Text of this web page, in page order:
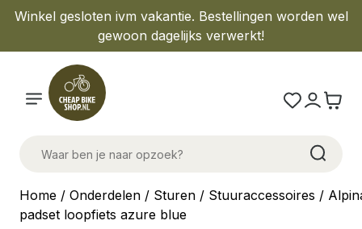
Winkel gesloten ivm vakantie. Bestellingen worden wel
gewoon dagelijks verwerkt!
Home / Onderdelen / Sturen / Stuuraccessoires /
padset loopfiets azure blue